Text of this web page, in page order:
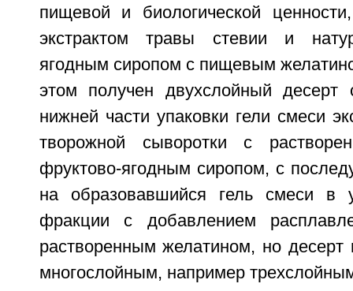
пищевой и биологической
экстрактом травы стевии и
ягодным сиропом с пищевым
этом получен двухслойный
нижней части упаковки гели смеси
творожной сыворотки с
фруктово-ягодным сиропом, с
на образовавшийся гель смеси в
фракции с добавлением
растворенным желатином, но
многослойным, например